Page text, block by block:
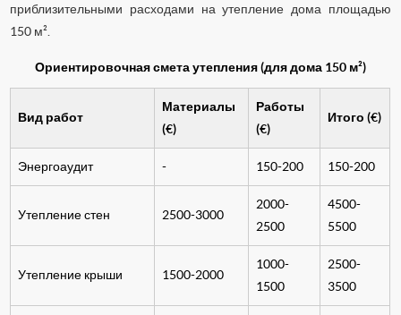
приблизительными расходами на утепление дома площадью
150 м².
Ориентировочная смета утепления (для дома 150 м²)
Вид работ
Материалы
(€)
Работы
(€)
Итого (€)
Энергоаудит - 150-200 150-200
Утепление стен 2500-3000
2000-
2500
4500-
5500
Утепление крыши 1500-2000
1000-
1500
2500-
3500